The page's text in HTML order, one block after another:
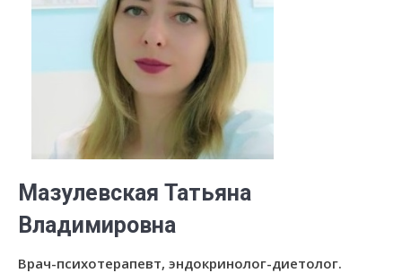
Мазулевская Татьяна
Владимировна
Врач-психотерапевт, эндокринолог-диетолог.